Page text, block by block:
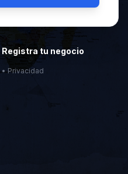
Registra tu negocio
•Privacidad